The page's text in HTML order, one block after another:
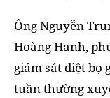
Ông Nguyễn
Hoàng Hanh,
giám sát diệt bọ
tuần thường